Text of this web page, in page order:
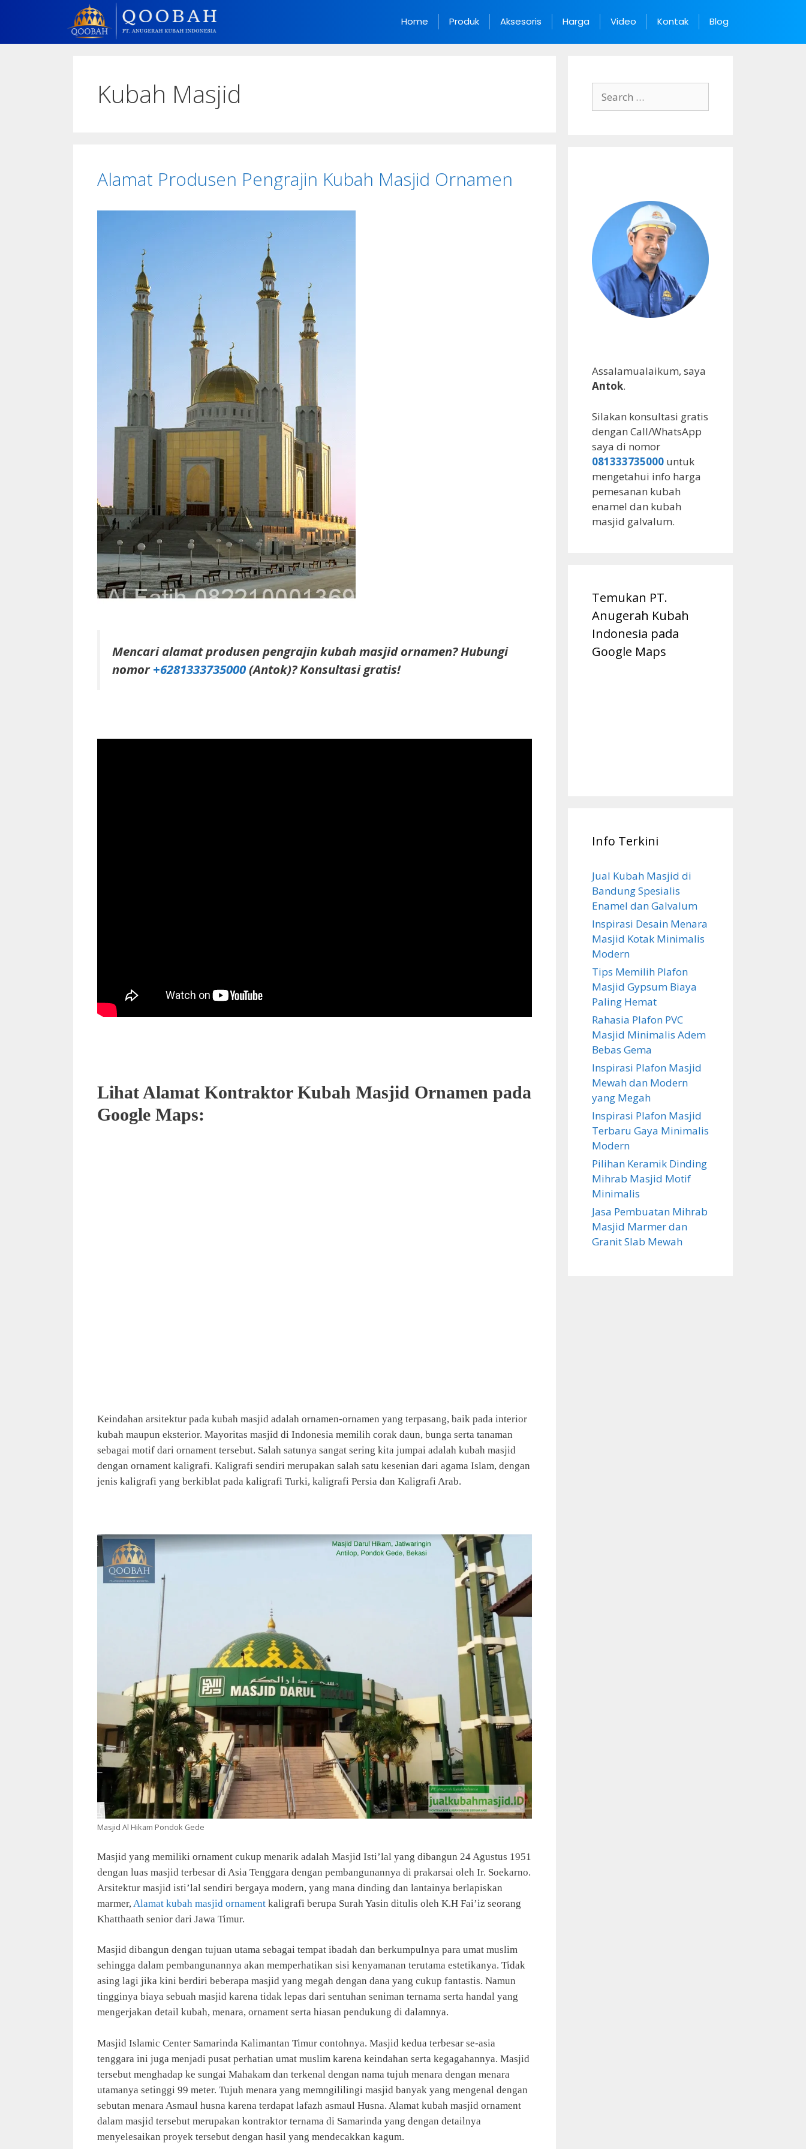
Home Produk Aksesoris Harga Video Kontak Blog
Kubah Masjid
Alamat Produsen Pengrajin Kubah Masjid Ornamen
Mencari alamat produsen pengrajin kubah masjid ornamen? Hubungi
nomor +6281333735000(Antok)? Konsultasi gratis!
Lihat Alamat Kontraktor Kubah Masjid Ornamen pada
Google Maps:
Keindahan arsitektur pada kubah masjid adalah ornamen-ornamen yang terpasang, baik pada interior
kubah maupun eksterior. Mayoritas masjid di Indonesia memilih corak daun, bunga serta tanaman
sebagai motif dari ornament tersebut. Salah satunya sangat sering kita jumpai adalah kubah masjid
dengan ornament kaligrafi. Kaligrafi sendiri merupakan salah satu kesenian dari agama Islam, dengan
jenis kaligrafi yang berkiblat pada kaligrafi Turki, kaligrafi Persia dan Kaligrafi Arab.
Masjid Al Hikam Pondok Gede
Masjid yang memiliki ornament cukup menarik adalah Masjid Isti’lal yang dibangun 24 Agustus 1951
dengan luas masjid terbesar di Asia Tenggara dengan pembangunannya di prakarsai oleh Ir. Soekarno.
Arsitektur masjid isti’lal sendiri bergaya modern, yang mana dinding dan lantainya berlapiskan
marmer, Alamat kubah masjid ornament kaligrafi berupa Surah Yasin ditulis oleh K.H Fai’iz seorang
Khatthaath senior dari Jawa Timur.
Masjid dibangun dengan tujuan utama sebagai tempat ibadah dan berkumpulnya para umat muslim
sehingga dalam pembangunannya akan memperhatikan sisi kenyamanan terutama estetikanya. Tidak
asing lagi jika kini berdiri beberapa masjid yang megah dengan dana yang cukup fantastis. Namun
tingginya biaya sebuah masjid karena tidak lepas dari sentuhan seniman ternama serta handal yang
mengerjakan detail kubah, menara, ornament serta hiasan pendukung di dalamnya.
Masjid Islamic Center Samarinda Kalimantan Timur contohnya. Masjid kedua terbesar se-asia
tenggara ini juga menjadi pusat perhatian umat muslim karena keindahan serta kegagahannya. Masjid
tersebut menghadap ke sungai Mahakam dan terkenal dengan nama tujuh menara dengan menara
utamanya setinggi 99 meter. Tujuh menara yang memngililingi masjid banyak yang mengenal dengan
sebutan menara Asmaul husna karena terdapat lafazh asmaul Husna. Alamat kubah masjid ornament
dalam masjid tersebut merupakan kontraktor ternama di Samarinda yang dengan detailnya
menyelesaikan proyek tersebut dengan hasil yang mendecakkan kagum.
Assalamualaikum, saya
Antok.
Silakan konsultasi gratis
dengan Call/WhatsApp
saya di nomor
081333735000 untuk
mengetahui info harga
pemesanan kubah
enamel dan kubah
masjid galvalum.
Temukan PT.
Anugerah Kubah
Indonesia pada
Google Maps
Info Terkini
Jual Kubah Masjid di
Bandung Spesialis
Enamel dan Galvalum
Inspirasi Desain Menara
Masjid Kotak Minimalis
Modern
Tips Memilih Plafon
Masjid Gypsum Biaya
Paling Hemat
Rahasia Plafon PVC
Masjid Minimalis Adem
Bebas Gema
Inspirasi Plafon Masjid
Mewah dan Modern
yang Megah
Inspirasi Plafon Masjid
Terbaru Gaya Minimalis
Modern
Pilihan Keramik Dinding
Mihrab Masjid Motif
Minimalis
Jasa Pembuatan Mihrab
Masjid Marmer dan
Granit Slab Mewah